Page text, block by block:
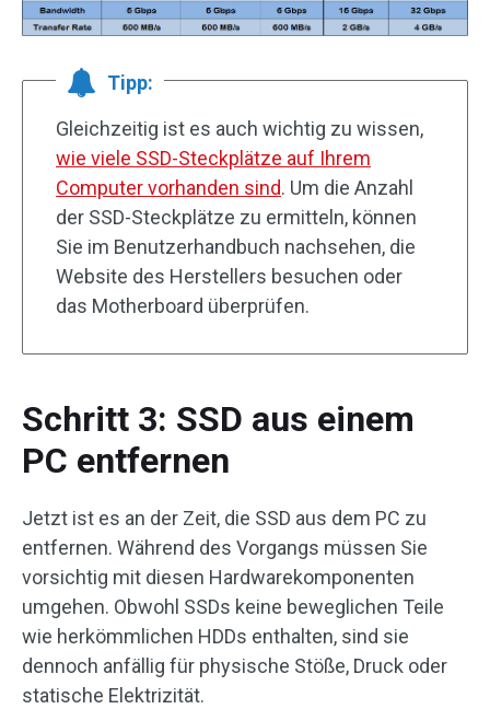
Tipp:
Gleichzeitig ist es auch wichtig zu wissen,
wie viele SSD-Steckplätze auf Ihrem
Computer vorhanden sind. Um die Anzahl
der SSD-Steckplätze zu ermitteln, können
Sie im Benutzerhandbuch nachsehen, die
Website des Herstellers besuchen oder
das Motherboard überprüfen.
Schritt 3: SSD aus einem
PC entfernen
Jetzt ist es an der Zeit, die SSD aus dem PC zu
entfernen. Während des Vorgangs müssen Sie
vorsichtig mit diesen Hardwarekomponenten
umgehen. Obwohl SSDs keine beweglichen Teile
wie herkömmlichen HDDs enthalten, sind sie
dennoch anfällig für physische Stöße, Druck oder
statische Elektrizität.